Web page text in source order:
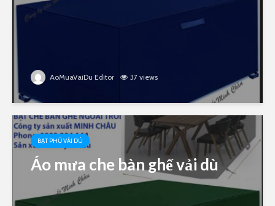
AoMuaVaiDu Editor 37 views
BẠT PHỦ VẢI DÙ
Áo mưa che bàn ghế vải dù